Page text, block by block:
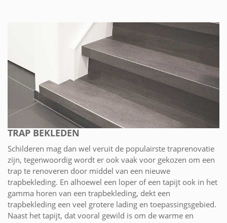
TRAP BEKLEDEN
Schilderen mag dan wel veruit de populairste traprenovatie
zijn, tegenwoordig wordt er ook vaak voor gekozen om een
trap te renoveren door middel van een nieuwe
trapbekleding. En alhoewel een loper of een tapijt ook in het
gamma horen van een trapbekleding, dekt een
trapbekleding een veel grotere lading en toepassingsgebied.
Naast het tapijt, dat vooral gewild is om de warme en